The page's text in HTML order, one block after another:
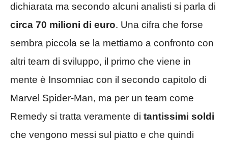
dichiarata ma secondo alcuni analisti si parla di
circa 70 milioni di euro. Una cifra che forse
sembra piccola se la mettiamo a confronto con
altri team di sviluppo, il primo che viene in
mente è Insomniac con il secondo capitolo di
Marvel Spider-Man, ma per un team come
Remedy si tratta veramente di tantissimi soldi
che vengono messi sul piatto e che quindi